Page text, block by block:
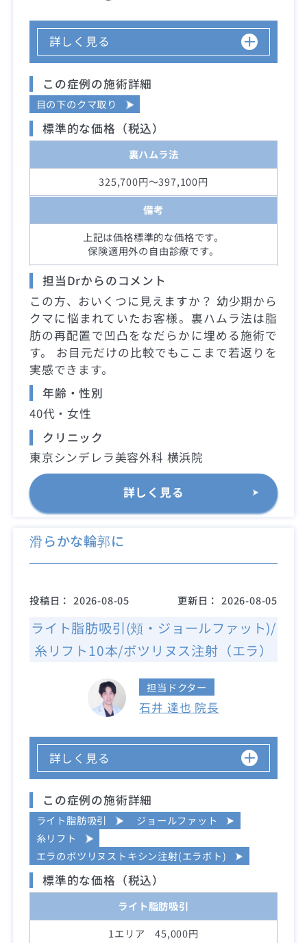
詳しく見る
この症例の施術詳細
目の下のクマ取り
標準的な価格（税込）
裏ハムラ法
325,700円～397,100円
備考
上記は価格標準的な価格です。
保険適用外の自由診療です。
担当Drからのコメント
この方、おいくつに見えますか？ 幼少期から
クマに悩まれていたお客様。裏ハムラ法は脂
肪の再配置で凹凸をなだらかに埋める施術で
す。 お目元だけの比較でもここまで若返りを
実感できます。
年齢・性別
40代・女性
クリニック
東京シンデレラ美容外科 横浜院
詳しく見る
滑らかな輪郭に
投稿日： 2026-08-05 更新日： 2026-08-05
ライト脂肪吸引(頬・ジョールファット)/
糸リフト10本/ボツリヌス注射（エラ）
担当ドクター
石井 達也 院長
詳しく見る
この症例の施術詳細
ライト脂肪吸引
ジョールファット
糸リフト
エラのボツリヌストキシン注射(エラボト)
標準的な価格（税込）
ライト脂肪吸引
1エリア 45,000円